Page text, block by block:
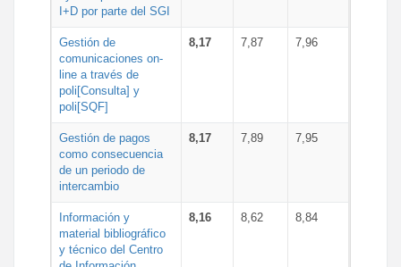
I+D por parte del SGI
Gestión de
comunicaciones on-
line a través de
poli[Consulta] y
poli[SQF]
8,17 7,87 7,96
Gestión de pagos
como consecuencia
de un periodo de
intercambio
8,17 7,89 7,95
Información y
material bibliográfico
y técnico del Centro
8,16 8,62 8,84